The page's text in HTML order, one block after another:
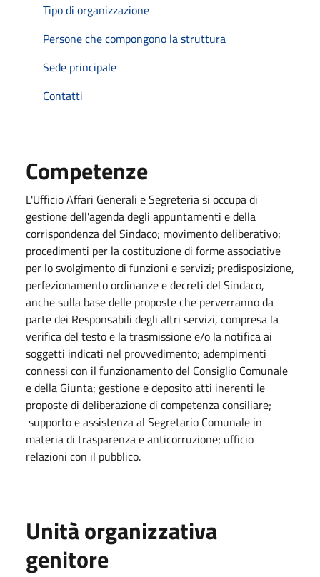
Tipo di organizzazione
Persone che compongono la struttura
Sede principale
Contatti
Competenze
L'Ufficio Affari Generali e Segreteria si occupa di
gestione dell'agenda degli appuntamenti e della
corrispondenza del Sindaco; movimento deliberativo;
procedimenti per la costituzione di forme associative
per lo svolgimento di funzioni e servizi; predisposizione,
perfezionamento ordinanze e decreti del Sindaco,
anche sulla base delle proposte che perverranno da
parte dei Responsabili degli altri servizi, compresa la
verifica del testo e la trasmissione e/o la notifica ai
soggetti indicati nel provvedimento; adempimenti
connessi con il funzionamento del Consiglio Comunale
e della Giunta; gestione e deposito atti inerenti le
proposte di deliberazione di competenza consiliare;
supporto e assistenza al Segretario Comunale in
materia di trasparenza e anticorruzione; ufficio
relazioni con il pubblico.
Unità organizzativa
genitore